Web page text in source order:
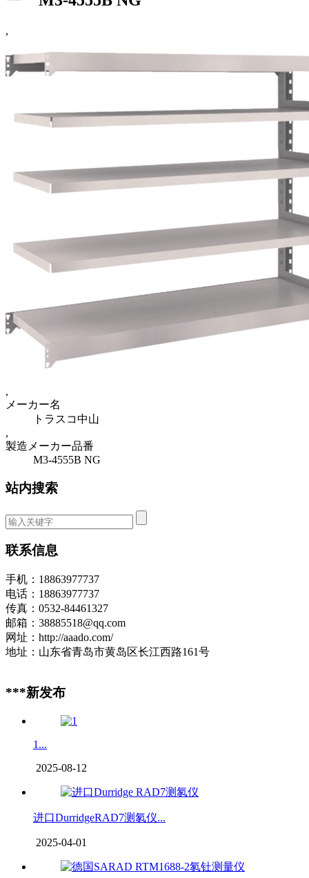
,
,
メーカー名
トラスコ中山
,
製造メーカー品番
M3-4555B NG
站内搜索
联系信息
手机：18863977737
电话：18863977737
传真：0532-84461327
邮箱：38885518@qq.com
网址：http://aaado.com/
地址：山东省青岛市黄岛区长江西路161号
***新发布
1...
2025-08-12
进口DurridgeRAD7测氡仪...
2025-04-01